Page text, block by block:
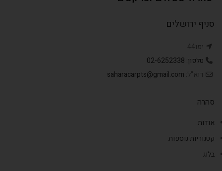
סניף ירושלים
יפו44
טלפון: 02-6252338
דוא"ל: saharacarpts@gmail.com
סהרה
אודות
קטגוריות נוספות
בלוג